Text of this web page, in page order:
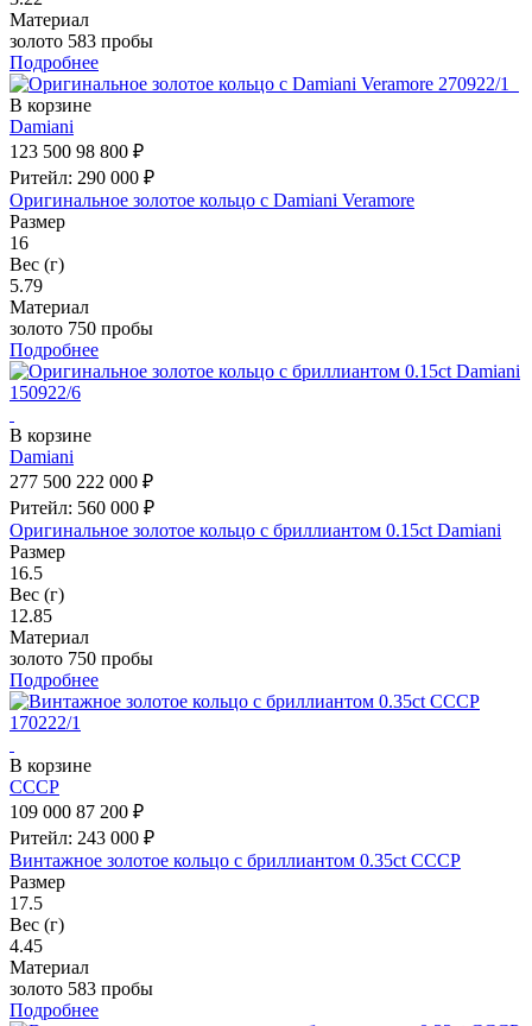
Материал
золото 583 пробы
Подробнее
В корзине
Damiani
123 500 98 800 ₽
Ритейл: 290 000 ₽
Оригинальное золотое кольцо с Damiani Veramore
Размер
16
Вес (г)
5.79
Материал
золото 750 пробы
Подробнее
В корзине
Damiani
277 500 222 000 ₽
Ритейл: 560 000 ₽
Оригинальное золотое кольцо с бриллиантом 0.15ct Damiani
Размер
16.5
Вес (г)
12.85
Материал
золото 750 пробы
Подробнее
В корзине
СССР
109 000 87 200 ₽
Ритейл: 243 000 ₽
Винтажное золотое кольцо с бриллиантом 0.35ct СССР
Размер
17.5
Вес (г)
4.45
Материал
золото 583 пробы
Подробнее